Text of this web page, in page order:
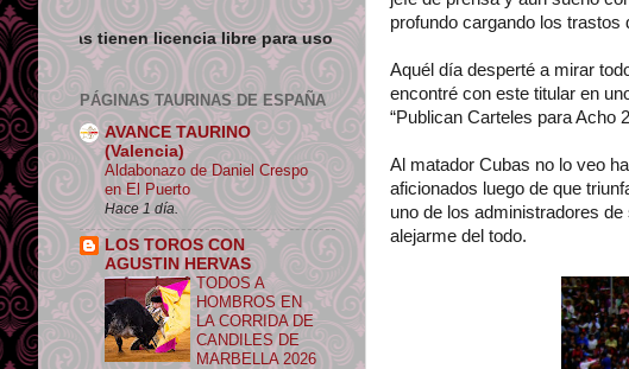
profundo cargando los
Aquél día desperté a mirar
encontré con este titular en
“Publican Carteles para Acho
Al matador Cubas no lo veo
aficionados luego de que
uno de los administradores
alejarme del todo.
libre para uso no comercial siempre que se de crédito y enlace su
PÁGINAS TAURINAS DE ESPAÑA
AVANCE TAURINO
(Valencia)
Aldabonazo de Daniel Crespo
en El Puerto
Hace 1 día.
LOS TOROS CON
AGUSTIN HERVAS
TODOS A
HOMBROS EN
LA CORRIDA DE
CANDILES DE
MARBELLA 2026